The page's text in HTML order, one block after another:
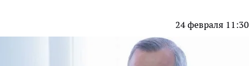
24 февраля 11:30